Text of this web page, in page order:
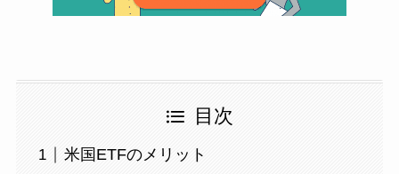
目次
米国ETFのメリット